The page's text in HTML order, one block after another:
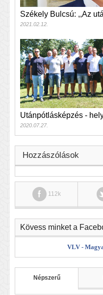
Székely Bulcsú: ,,Az
2021.02.12.
Utánpótlásképzés -
2020.07.27.
Hozzászólások
112k
Kövess minket a
VLV -
Népszerű